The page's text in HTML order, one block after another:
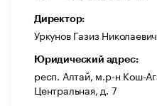
Директор:
Уркунов Газиз Николаевич
Юридический адрес:
респ. Алтай, м.р-н Кош-
Центральная, д. 7